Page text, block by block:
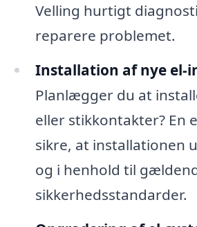
Velling hurtigt
reparere problemet.
Installation af nye el-
Planlægger du at
eller stikkontakter? En
sikre, at installationen
og i henhold til
sikkerhedsstandarder.